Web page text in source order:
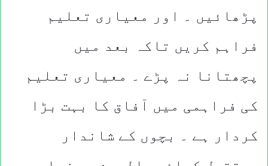
پڑھائیں ۔ اور معیاری تعلیم
فراہم کریں تاکہ بعد میں
پچھتانا نہ پڑے ۔ معیاری تعلیم
کی فراہمی میں آفاق کا بہت بڑا
کردار ہے ۔ بچوں کے شاندار